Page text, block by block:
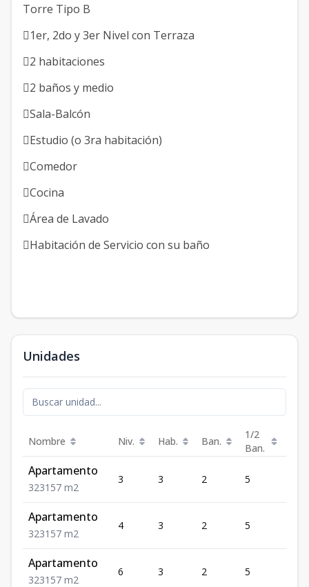
Torre Tipo B
1er, 2do y 3er Nivel con Terraza
2 habitaciones
2 baños y medio
Sala-Balcón
Estudio (o 3ra habitación)
Comedor
Cocina
Área de Lavado
Habitación de Servicio con su baño
Unidades
Nombre Niv. Hab. Ban.
1/2
Ban.
Apartamento
323157 m2
3 3 2 5
Apartamento
323157 m2
4 3 2 5
Apartamento
323157 m2
6 3 2 5